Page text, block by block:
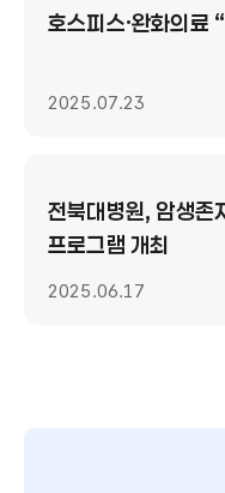
호스피스·완화의료
2025.07.23
전북대병원, 암생존
프로그램 개최
2025.06.17